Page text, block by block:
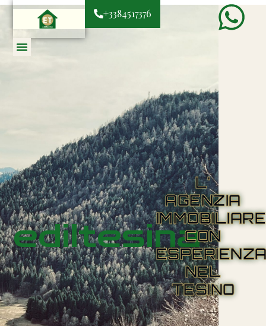
+3384517376
ediltesina
L'
AGENZIA
IMMOBILIARE
CON
NEL
TESINO